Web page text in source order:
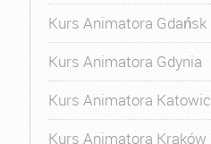
Kurs Animatora Gdańsk
Kurs Animatora Gdynia
Kurs Animatora
Kurs Animatora Kraków